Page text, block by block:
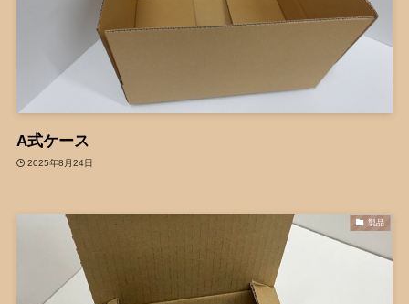
A式ケース
2025年8月24日
製品